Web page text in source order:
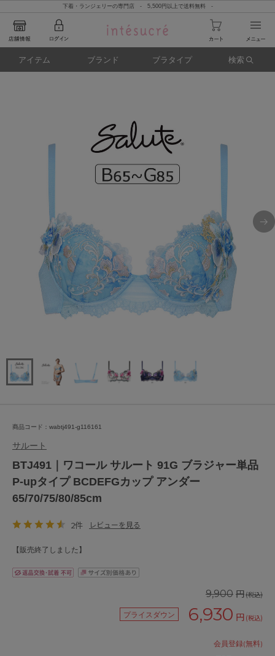
下着・ランジェリーの専門店 - 5,500円以上で送料無料 -
アイテム ブランド ブラタイプ 検索
商品コード：wabtj491-g116161
サルート
BTJ491｜ワコール サルート 91G ブラジャー単品
P-upタイプ BCDEFGカップ アンダー
65/70/75/80/85cm
2件 レビューを見る
【販売終了しました】
9,900 円(税込)
プライスダウン 6,930 円 (税込)
会員登録(無料)